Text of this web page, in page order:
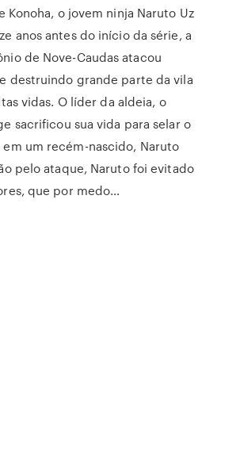
Konoha, o jovem ninja Naruto Uz
anos antes do início da série, a
de Nove-Caudas atacou
destruindo grande parte da vila
vidas. O líder da aldeia, o
sacrificou sua vida para selar o
em um recém-nascido, Naruto
pelo ataque, Naruto foi evitado
que por medo…